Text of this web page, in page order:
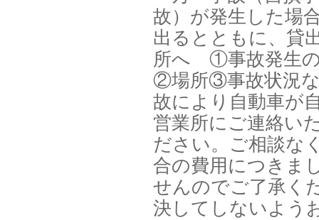
故）が発生した場
出るとともに、貸
所へ ①事故発生
②場所③事故状況
故により自動車が
営業所にご連絡い
ださい。ご相談な
合の費用につきま
せんのでご了承く
決してしないよう